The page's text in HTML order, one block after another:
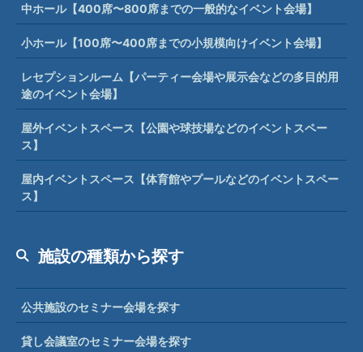
中ホール【400席〜800席までの一般的なイベント会場】
小ホール【100席〜400席までの小規模向けイベント会場】
レセプションルーム【パーティー会場や展示会などの多目的用
途のイベント会場】
屋外イベントスペース【公園や球技場などのイベントスペー
ス】
屋内イベントスペース【体育館やプールなどのイベントスペー
ス】
施設の種類から探す
公共施設のセミナー会場を探す
貸し会議室のセミナー会場を探す